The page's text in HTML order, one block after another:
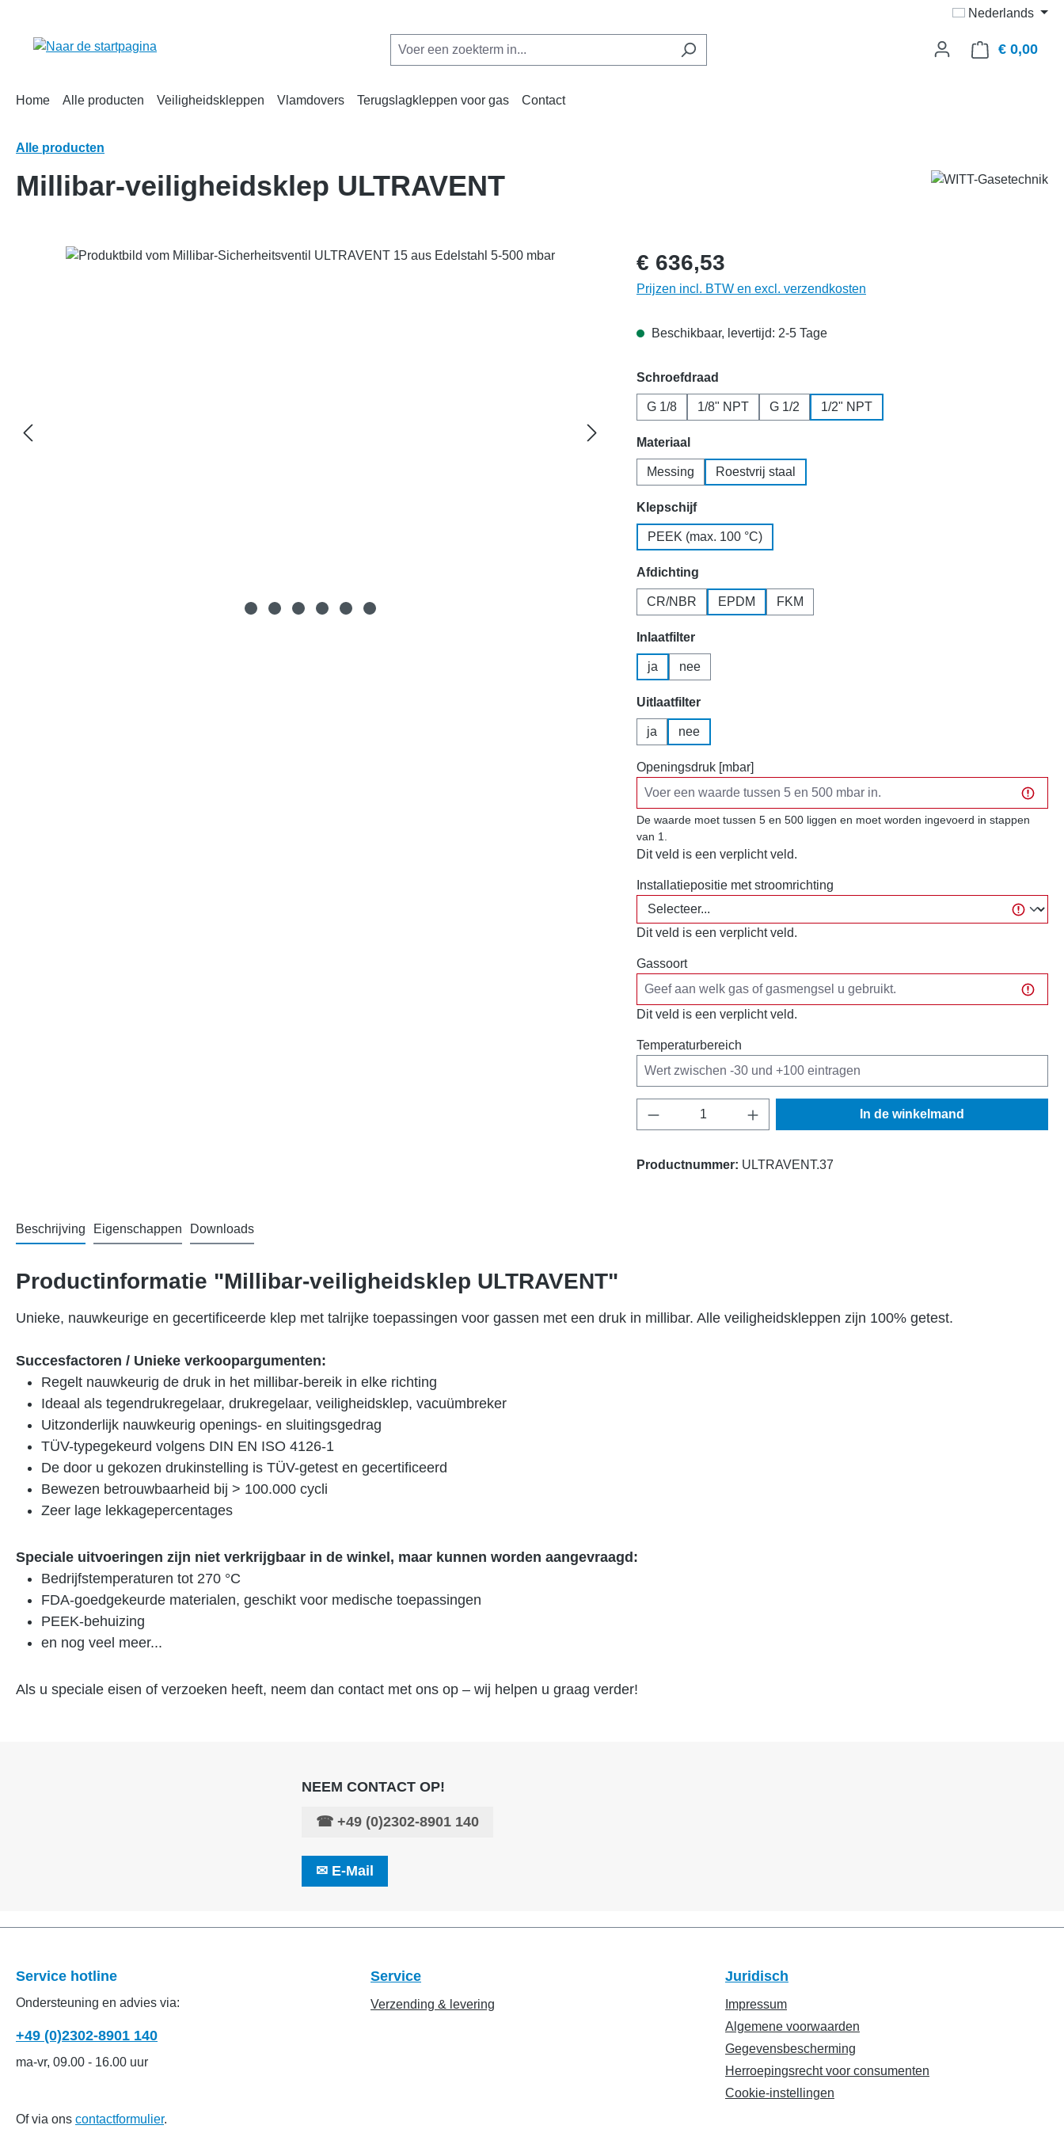
Nederlands
€ 0,00
Home Alle producten Veiligheidskleppen Vlamdovers Terugslagkleppen voor gas Contact
Alle producten
Millibar-veiligheidsklep ULTRAVENT
Afbeeldingengalerij overslaan € 636,53
Prijzen incl. BTW en excl. verzendkosten
Beschikbaar, levertijd: 2-5 Tage
Selecteer
Schroefdraad
G 1/8 1/8" NPT G 1/2 1/2" NPT
Selecteer
Materiaal
Messing Roestvrij staal
Selecteer
Klepschijf
PEEK (max. 100 °C)
Selecteer
Afdichting
CR/NBR EPDM FKM
Selecteer
Inlaatfilter
ja nee
Selecteer
Uitlaatfilter
ja nee
Openingsdruk [mbar]
De waarde moet tussen 5 en 500 liggen en moet worden ingevoerd in stappen
van 1.
Dit veld is een verplicht veld.
Installatiepositie met stroomrichting
Dit veld is een verplicht veld.
Gassoort
Dit veld is een verplicht veld.
Temperaturbereich
Producthoeveelheid: Voer de gewenste
In de winkelmand
Productnummer: ULTRAVENT.37
Beschrijving Eigenschappen Downloads
Productinformatie "Millibar-veiligheidsklep ULTRAVENT"
Unieke, nauwkeurige en gecertificeerde klep met talrijke toepassingen voor gassen met een druk in millibar. Alle veiligheidskleppen zijn 100% getest.
Succesfactoren / Unieke verkoopargumenten:
Regelt nauwkeurig de druk in het millibar-bereik in elke richting
Ideaal als tegendrukregelaar, drukregelaar, veiligheidsklep, vacuümbreker
Uitzonderlijk nauwkeurig openings- en sluitingsgedrag
TÜV-typegekeurd volgens DIN EN ISO 4126-1
De door u gekozen drukinstelling is TÜV-getest en gecertificeerd
Bewezen betrouwbaarheid bij > 100.000 cycli
Zeer lage lekkagepercentages
Speciale uitvoeringen zijn niet verkrijgbaar in de winkel, maar kunnen worden aangevraagd:
Bedrijfstemperaturen tot 270 °C
FDA-goedgekeurde materialen, geschikt voor medische toepassingen
PEEK-behuizing
en nog veel meer...
Als u speciale eisen of verzoeken heeft, neem dan contact met ons op – wij helpen u graag verder!
NEEM CONTACT OP!
☎ +49 (0)2302-8901 140
✉ E-Mail
Service hotline
Ondersteuning en advies via:
+49 (0)2302-8901 140
ma-vr, 09.00 - 16.00 uur
Of via ons contactformulier.
Service
Verzending & levering
Juridisch
Impressum
Algemene voorwaarden
Gegevensbescherming
Herroepingsrecht voor consumenten
Cookie-instellingen